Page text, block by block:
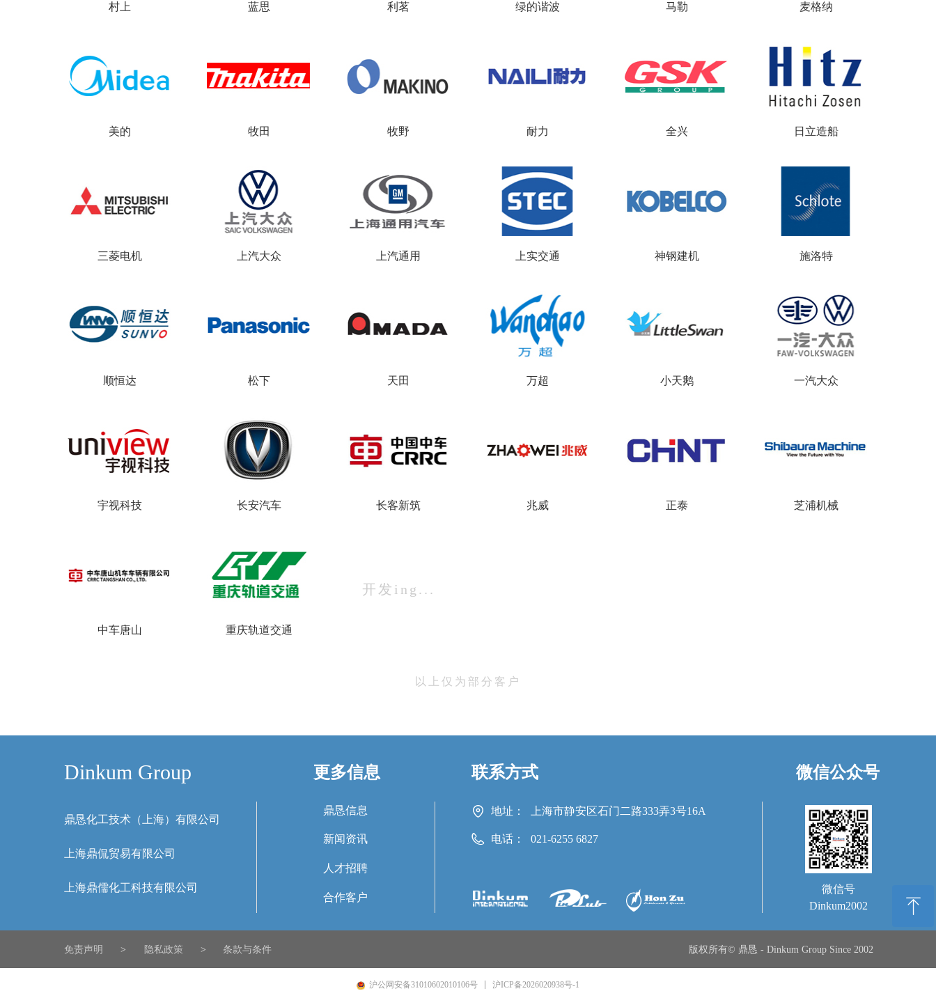
村上 蓝思 利茗 绿的谐波 马勒 麦格纳
美的 牧田 牧野 耐力 全兴 日立造船
三菱电机 上汽大众 上汽通用 上实交通 神钢建机 施洛特
顺恒达 松下 天田 万超 小天鹅 一汽大众
宇视科技 长安汽车 长客新筑 兆威 正泰 芝浦机械
中车唐山 重庆轨道交通
开发ing...
以上仅为部分客户
免责声明 隐私政策 条款与条件 版权所有© 鼎恳 - Dinkum Group Since 2002
> >
Dinkum Group
地址： 上海市静安区石门二路333弄3号16A
电话： 021-6255 6827
鼎恳化工技术（上海）有限公司
上海鼎侃贸易有限公司
上海鼎儒化工科技有限公司
联系方式 微信公众号
人才招聘
微信号
Dinkum2002
更多信息
鼎恳信息
新闻资讯
合作客户
沪公网安备31010602010106号 沪ICP备2026020938号-1
ꁸ